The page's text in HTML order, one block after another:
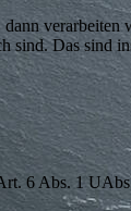
sind. Das sind
6 Abs. 1